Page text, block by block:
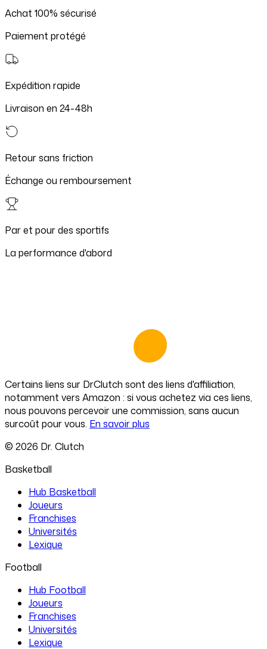
Achat 100% sécurisé
Paiement protégé
Expédition rapide
Livraison en 24-48h
Retour sans friction
Échange ou remboursement
Par et pour des sportifs
La performance d'abord
Certains liens sur DrClutch sont des liens d'affiliation,
notamment vers Amazon : si vous achetez via ces liens,
nous pouvons percevoir une commission, sans aucun
surcoût pour vous. En savoir plus
© 2026 Dr. Clutch
Basketball
Hub Basketball
Joueurs
Franchises
Universités
Lexique
Football
Hub Football
Joueurs
Franchises
Universités
Lexique